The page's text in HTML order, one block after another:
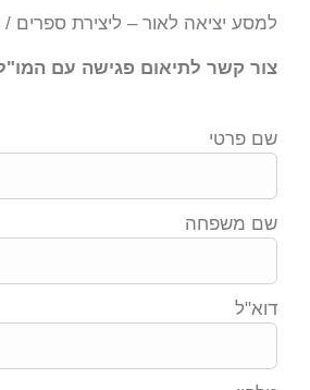
למסע יציאה לאור – ליצירת ספרים /
צור קשר לתיאום פגישה עם
שם פרטי
שם משפחה
דוא"ל